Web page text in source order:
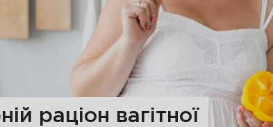
раціон вагітної